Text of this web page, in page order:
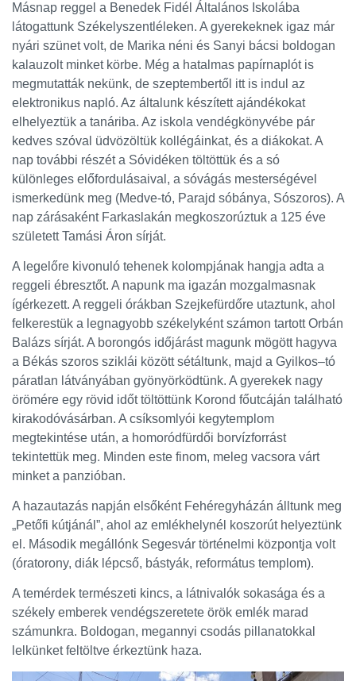
Másnap reggel a Benedek Fidél Általános Iskolába
látogattunk Székelyszentléleken. A gyerekeknek igaz már
nyári szünet volt, de Marika néni és Sanyi bácsi boldogan
kalauzolt minket körbe. Még a hatalmas papírnaplót is
megmutatták nekünk, de szeptembertől itt is indul az
elektronikus napló. Az általunk készített ajándékokat
elhelyeztük a tanáriba. Az iskola vendégkönyvébe pár
kedves szóval üdvözöltük kollégáinkat, és a diákokat. A
nap további részét a Sóvidéken töltöttük és a só
különleges előfordulásaival, a sóvágás mesterségével
ismerkedünk meg (Medve-tó, Parajd sóbánya, Sószoros). A
nap zárásaként Farkaslakán megkoszorúztuk a 125 éve
született Tamási Áron sírját.
A legelőre kivonuló tehenek kolompjának hangja adta a
reggeli ébresztőt. A napunk ma igazán mozgalmasnak
ígérkezett. A reggeli órákban Szejkefürdőre utaztunk, ahol
felkerestük a legnagyobb székelyként számon tartott Orbán
Balázs sírját. A borongós időjárást magunk mögött hagyva
a Békás szoros sziklái között sétáltunk, majd a Gyilkos–tó
páratlan látványában gyönyörködtünk. A gyerekek nagy
örömére egy rövid időt töltöttünk Korond főutcáján található
kirakodóvásárban. A csíksomlyói kegytemplom
megtekintése után, a homoródfürdői borvízforrást
tekintettük meg. Minden este finom, meleg vacsora várt
minket a panzióban.
A hazautazás napján elsőként Fehéregyházán álltunk meg
„Petőfi kútjánál”, ahol az emlékhelynél koszorút helyeztünk
el. Második megállónk Segesvár történelmi központja volt
(óratorony, diák lépcső, bástyák, református templom).
A temérdek természeti kincs, a látnivalók sokasága és a
székely emberek vendégszeretete örök emlék marad
számunkra. Boldogan, megannyi csodás pillanatokkal
lelkünket feltöltve érkeztünk haza.